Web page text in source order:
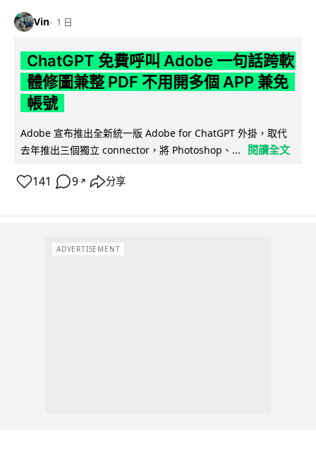
Vin 1 日
ChatGPT 免費呼叫 Adobe 一句話跨軟
體修圖兼整 PDF 不用開多個 APP 兼免
帳號
Adobe 宣布推出全新統一版 Adobe for ChatGPT 外掛，取代
去年推出三個獨立 connector，將 Photoshop、...
閱讀全文
141 9 ↗ 分享
ADVERTISEMENT